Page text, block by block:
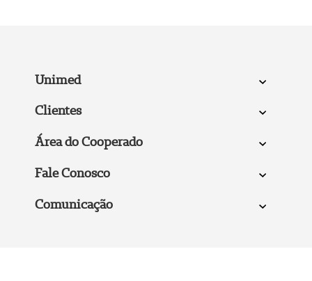
Unimed
Clientes
Área do Cooperado
Fale Conosco
Comunicação